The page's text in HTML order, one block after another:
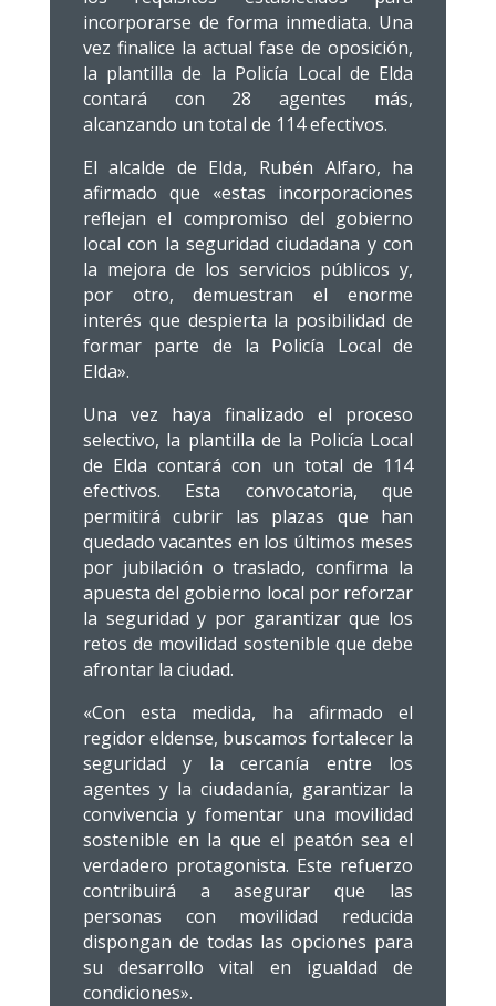
incorporarse de forma inmediata. Una
vez finalice la actual fase de oposición,
la plantilla de la Policía Local de Elda
contará con 28 agentes más,
alcanzando un total de 114 efectivos.
El alcalde de Elda, Rubén Alfaro, ha
afirmado que «estas incorporaciones
reflejan el compromiso del gobierno
local con la seguridad ciudadana y con
la mejora de los servicios públicos y,
por otro, demuestran el enorme
interés que despierta la posibilidad de
formar parte de la Policía Local de
Elda».
Una vez haya finalizado el proceso
selectivo, la plantilla de la Policía Local
de Elda contará con un total de 114
efectivos. Esta convocatoria, que
permitirá cubrir las plazas que han
quedado vacantes en los últimos meses
por jubilación o traslado, confirma la
apuesta del gobierno local por reforzar
la seguridad y por garantizar que los
retos de movilidad sostenible que debe
afrontar la ciudad.
«Con esta medida, ha afirmado el
regidor eldense, buscamos fortalecer la
seguridad y la cercanía entre los
agentes y la ciudadanía, garantizar la
convivencia y fomentar una movilidad
sostenible en la que el peatón sea el
verdadero protagonista. Este refuerzo
contribuirá a asegurar que las
personas con movilidad reducida
dispongan de todas las opciones para
su desarrollo vital en igualdad de
condiciones».